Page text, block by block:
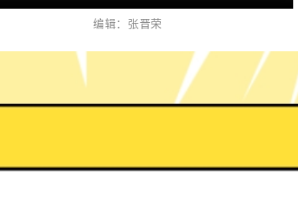
编辑： 张晋荣